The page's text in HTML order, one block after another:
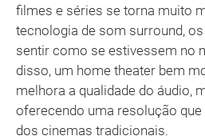
filmes e séries se torna muito
tecnologia de som surround,
sentir como se estivessem no
disso, um home theater bem
melhora a qualidade do áudio,
oferecendo uma resolução
dos cinemas tradicionais.